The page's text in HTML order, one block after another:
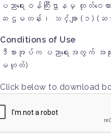
ပညာရေးဝန်ကြီးဌာနမှ ထုတ်ဝေထ
ဆဌမတန်း၊ သင်္ချာ (၁) (
Conditions of Use
ဒီစာအုပ်က ပညာရေးအတွက် အ
မဟုတ်)
Click below to download